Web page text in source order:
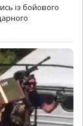
із бойового